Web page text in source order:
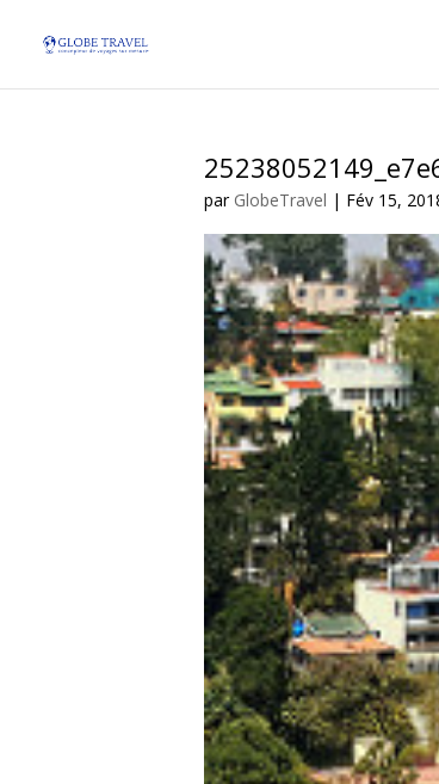
par GlobeTravel | Fév 15,